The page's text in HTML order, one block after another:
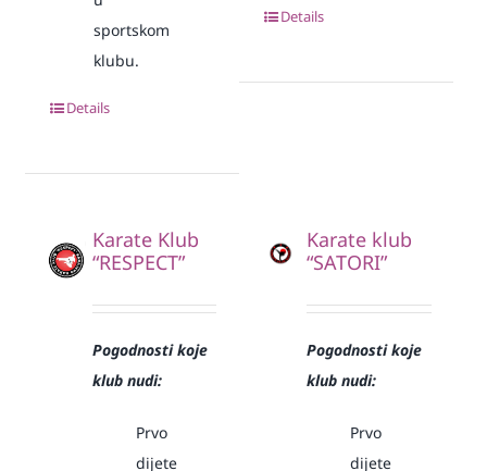
sportskom
klubu.
Details
Details
Karate Klub
“RESPECT”
Pogodnosti koje
klub nudi:
Prvo
dijete
Karate klub
“SATORI”
Pogodnosti koje
klub nudi:
Prvo
dijete